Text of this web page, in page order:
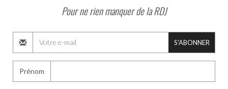
Pour ne rien manquer de la RDJ
S'ABONNER
Prénom